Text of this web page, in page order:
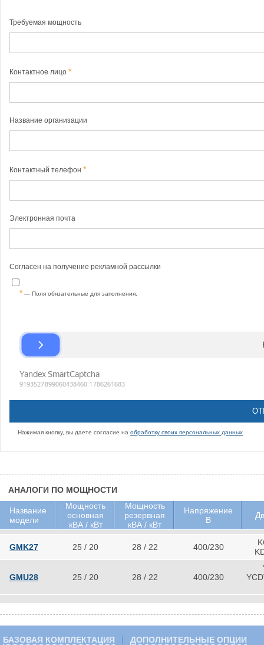
Требуемая мощность
Контактное лицо
Название организации
Контактный телефон
Электронная почта
Согласен на получение рекламной рассылки
— Поля обязательные для заполнения.
Нажимая кнопку, вы даете согласие на обработку своих персональных данных
АНАЛОГИ ПО МОЩНОСТИ
Название
модели
Мощность
основная
кВА / кВт
Мощность
резервная
кВА / кВт
Напряжение
В
GMK27 25 / 20 28 / 22 400/230
GMU28 25 / 20 28 / 22 400/230
БАЗОВАЯ КОМПЛЕКТАЦИЯ ДОПОЛНИТЕЛЬНЫЕ ОПЦИИ